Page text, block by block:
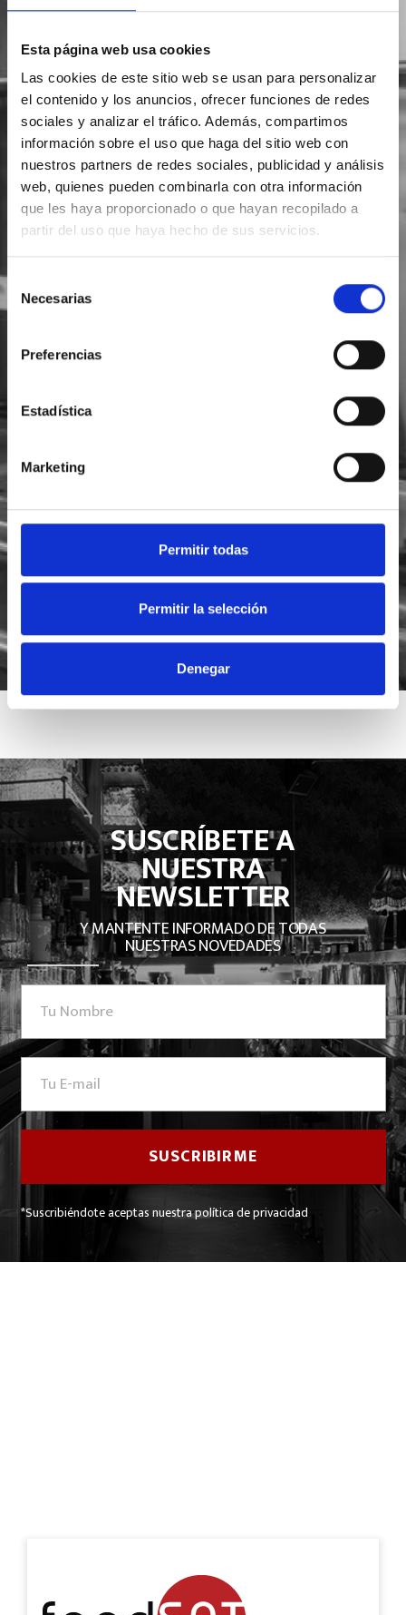
Esta página web usa cookies
Las cookies de este sitio web se usan para personalizar
el contenido y los anuncios, ofrecer funciones de redes
sociales y analizar el tráfico. Además, compartimos
información sobre el uso que haga del sitio web con
nuestros partners de redes sociales, publicidad y análisis
web, quienes pueden combinarla con otra información
que les haya proporcionado o que hayan recopilado a
partir del uso que haya hecho de sus servicios.
Selección
Necesarias
Preferencias
Estadística
Marketing
Permitir todas
Permitir la selección
Denegar
He leído y acepto la
Acepto recibir novedades deFoodsat
SUSCRÍBETE A
NUESTRA
NEWSLETTER
Y MANTENTE INFORMADO DE TODAS
NUESTRAS NOVEDADES
*Suscribiéndote aceptas nuestra política de privacidad